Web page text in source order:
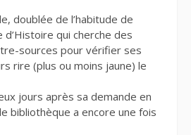
doublée de l’habitude de
d’Histoire qui cherche des
sources pour vérifier ses
rire (plus ou moins jaune) le
jours après sa demande en
bibliothèque a encore une fois